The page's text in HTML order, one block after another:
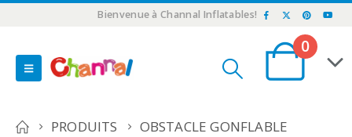
Bienvenue à Channal Inflatables!
0
PRODUITS OBSTACLE GONFLABLE